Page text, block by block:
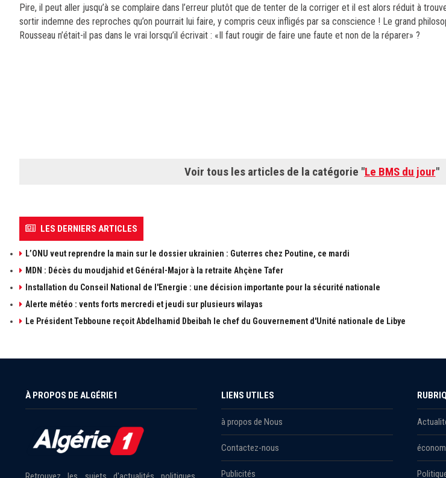
Pire, il peut aller jusqu’à se complaire dans l’erreur plutôt que de tenter de la corriger et il est alors réduit à
sortir indemne des reproches qu’on pourrait lui faire, y compris ceux infligés par sa conscience ! Le grand
Rousseau n’était-il pas dans le vrai lorsqu’il écrivait : «Il faut rougir de faire une faute et non de la réparer» ?
Voir tous les articles de la catégorie "Le BMS du jour"
LES DERNIERS ARTICLES
L’ONU veut reprendre la main sur le dossier ukrainien : Guterres chez Poutine, ce mardi
MDN : Décès du moudjahid et Général-Major à la retraite Ahçène Tafer
Installation du Conseil National de l'Energie : une décision importante pour la sécurité nationale
Alerte météo : vents forts mercredi et jeudi sur plusieurs wilayas
Le Président Tebboune reçoit Abdelhamid Dbeibah le chef du Gouvernement d'Unité nationale de Libye
À PROPOS DE ALGÉRIE1 LIENS UTILES
à propos de Nous
Contactez-nous
Publicités